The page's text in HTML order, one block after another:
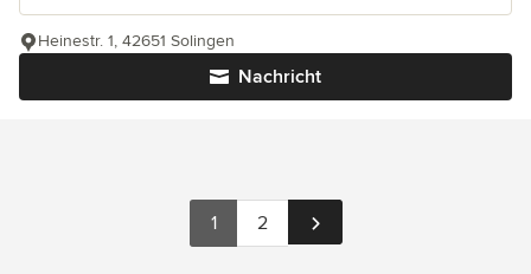
Nachricht
Heinestr. 1, 42651 Solingen
1 2